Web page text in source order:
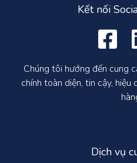
Kết nối
Chúng tôi hướng đến cung
chính toàn diện, tin cậy,
Dịch vụ